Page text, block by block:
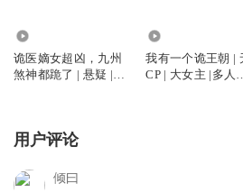
诡医嫡女超凶，九州
煞神都跪了 | 悬疑 |
我有一个诡王朝 |
CP | 大女主 |多人有
用户评论
倾曰